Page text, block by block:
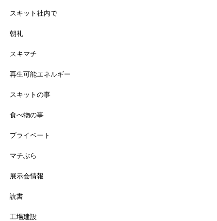
スキット社内で
朝礼
スキマチ
再生可能エネルギー
スキットの事
食べ物の事
プライベート
マチぶら
展示会情報
読書
工場建設